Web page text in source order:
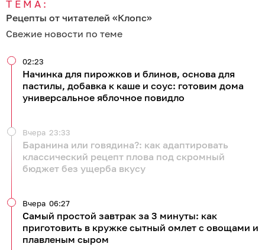
ТЕМА:
Рецепты от читателей «Клопс»
Свежие новости по теме
Начинка для пирожков и блинов, основа для
пастилы, добавка к каше и соус: готовим дома
универсальное яблочное повидло
02:23
Баранина или говядина?: как адаптировать
классический рецепт плова под скромный
бюджет без ущерба вкусу
Вчера 23:33
Самый простой завтрак за 3 минуты: как
приготовить в кружке сытный омлет с овощами и
плавленым сыром
Вчера 06:27